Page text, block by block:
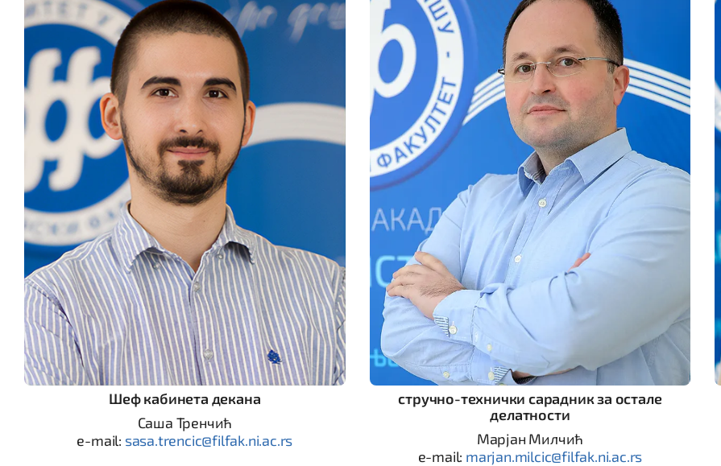
Шеф кабинета декана
Саша Тренчић
e-mail: sasa.trencic@filfak.ni.ac.rs
стручно-технички сарадник за остале
делатности
Марјан Милчић
e-mail: marjan.milcic@filfak.ni.ac.rs